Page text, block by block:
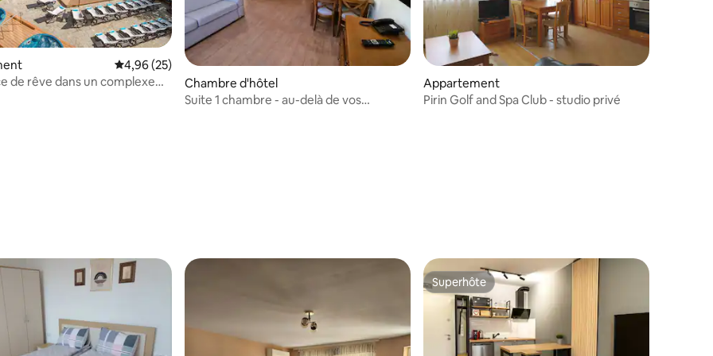
la base de 44 commentaires : 5 sur 5
Évaluation moyenne sur la base de 25 commentaires : 4,96 sur 5
4,96 (25)
de rêve dans un complexe
Chambre d'hôtel
Suite 1 chambre - au-delà de vos
Appartement
Pirin Golf and Spa Club - studio privé
Superhôte
Superhôte